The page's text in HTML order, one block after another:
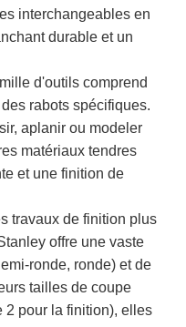
interchangeables en
durable et un
d'outils comprend
rabots spécifiques.
aplanir ou modeler
matériaux tendres
et une finition de
travaux de finition plus
offre une vaste
ronde, ronde) et de
tailles de coupe
2 pour la finition), elles